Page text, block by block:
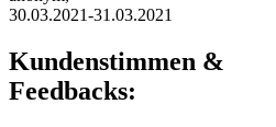
30.03.2021-31.03.2021
Kundenstimmen &
Feedbacks: